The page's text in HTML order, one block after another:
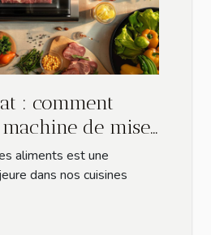
: comment
de mise
à vos
aliments est une
dans nos cuisines